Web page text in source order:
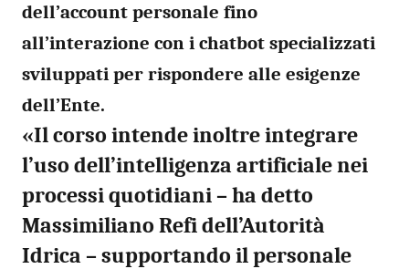
dell’account personale fino
all’interazione con i chatbot specializzati
sviluppati per rispondere alle esigenze
dell’Ente.
«Il corso intende inoltre integrare
l’uso dell’intelligenza artificiale nei
processi quotidiani – ha detto
Massimiliano Refi dell’Autorità
Idrica – supportando il personale